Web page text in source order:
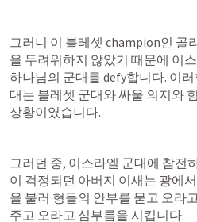
그러니 이 블레셋 champion인 골
을 두려워하지 않았기 때문에 이
하나님의 군대를 defy합니다. 이
대는 블레셋 군대와 싸울 의지와
상황이였습니다.
그러던 중, 이스라엘 군대에 참전
이 걱정되던 아버지 이새는 광에
을 불러 형들의 안부를 묻고 오라
주고 오라고 심부름을 시킵니다.